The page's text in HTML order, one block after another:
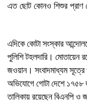
এত ছোট কোনও শিশুর প্রাণ
এদিকে কোটা সংস্কার
পুলিশি টহলদারি। মোতায়েন
জওয়ান। সংবাদমাধ্যম সূত্রে
অভিযোগে গোটা দেশে
তালিকায় রয়েছেন বিএনপি